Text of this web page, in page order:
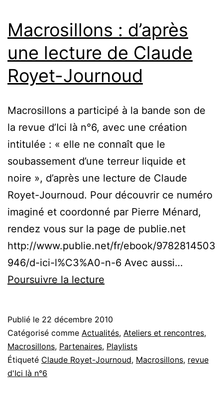
Macrosillons : d’après
une lecture de Claude
Royet-Journoud
Macrosillons a participé à la bande son de
la revue d’Ici là n°6, avec une création
intitulée : « elle ne connaît que le
soubassement d’une terreur liquide et
noire », d’après une lecture de Claude
Royet-Journoud. Pour découvrir ce numéro
imaginé et coordonné par Pierre Ménard,
rendez vous sur la page de publie.net
http://www.publie.net/fr/ebook/9782814503
946/d-ici-l%C3%A0-n-6 Avec aussi…
Poursuivre la lecture
une
lecture
de
Publié le 22 décembre 2010
Catégorisé comme Actualités, Ateliers et rencontres,
Macrosillons, Partenaires, Playlists
Étiqueté Claude Royet-Journoud, Macrosillons, revue
d'Ici là n°6